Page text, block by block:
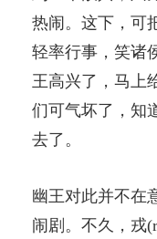
热闹。这下，可
轻率行事，笑诸
王高兴了，马上
们可气坏了，知
去了。
幽王对此并不在
闹剧。不久，戎